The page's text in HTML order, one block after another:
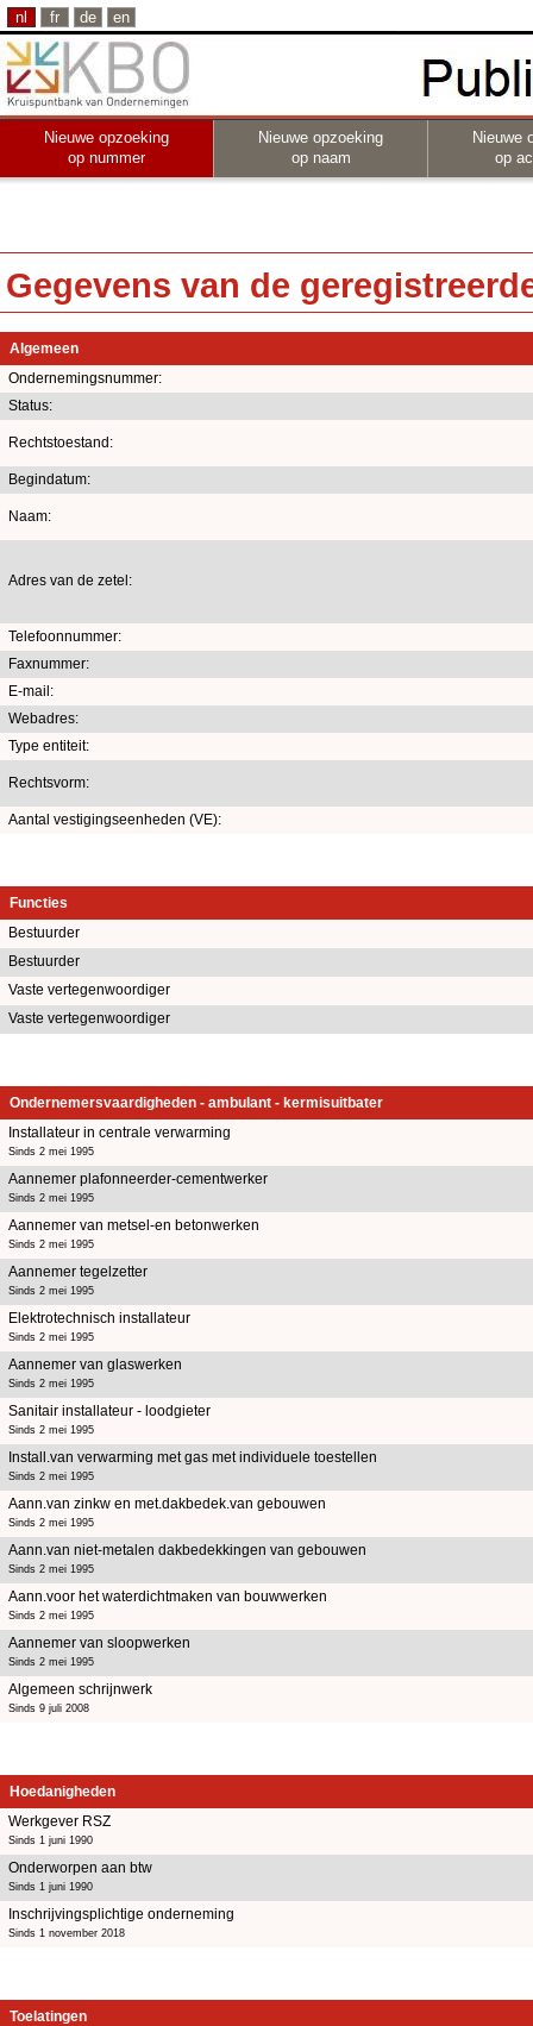
nl fr de en
Nieuwe opzoeking
op nummer
Nieuwe opzoeking
op naam
Nieuwe
op
Gegevens van de
Algemeen
Ondernemingsnummer:
Status:
Rechtstoestand:
Begindatum:
Naam:
Adres van de zetel:
Telefoonnummer:
Faxnummer:
E-mail:
Webadres:
Type entiteit:
Rechtsvorm:
Aantal vestigingseenheden (VE):
Functies
Bestuurder
Bestuurder
Vaste vertegenwoordiger
Vaste vertegenwoordiger
Ondernemersvaardigheden - ambulant - kermisuitbater
Installateur in centrale verwarming
Sinds 2 mei 1995
Aannemer plafonneerder-cementwerker
Sinds 2 mei 1995
Aannemer van metsel-en betonwerken
Sinds 2 mei 1995
Aannemer tegelzetter
Sinds 2 mei 1995
Elektrotechnisch installateur
Sinds 2 mei 1995
Aannemer van glaswerken
Sinds 2 mei 1995
Sanitair installateur - loodgieter
Sinds 2 mei 1995
Install.van verwarming met gas met individuele toestellen
Sinds 2 mei 1995
Aann.van zinkw en met.dakbedek.van gebouwen
Sinds 2 mei 1995
Aann.van niet-metalen dakbedekkingen van gebouwen
Sinds 2 mei 1995
Aann.voor het waterdichtmaken van bouwwerken
Sinds 2 mei 1995
Aannemer van sloopwerken
Sinds 2 mei 1995
Algemeen schrijnwerk
Sinds 9 juli 2008
Hoedanigheden
Werkgever RSZ
Sinds 1 juni 1990
Onderworpen aan btw
Sinds 1 juni 1990
Inschrijvingsplichtige onderneming
Sinds 1 november 2018
Toelatingen